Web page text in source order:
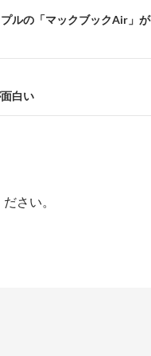
ルの「マックブックAir」が
白い
さい。